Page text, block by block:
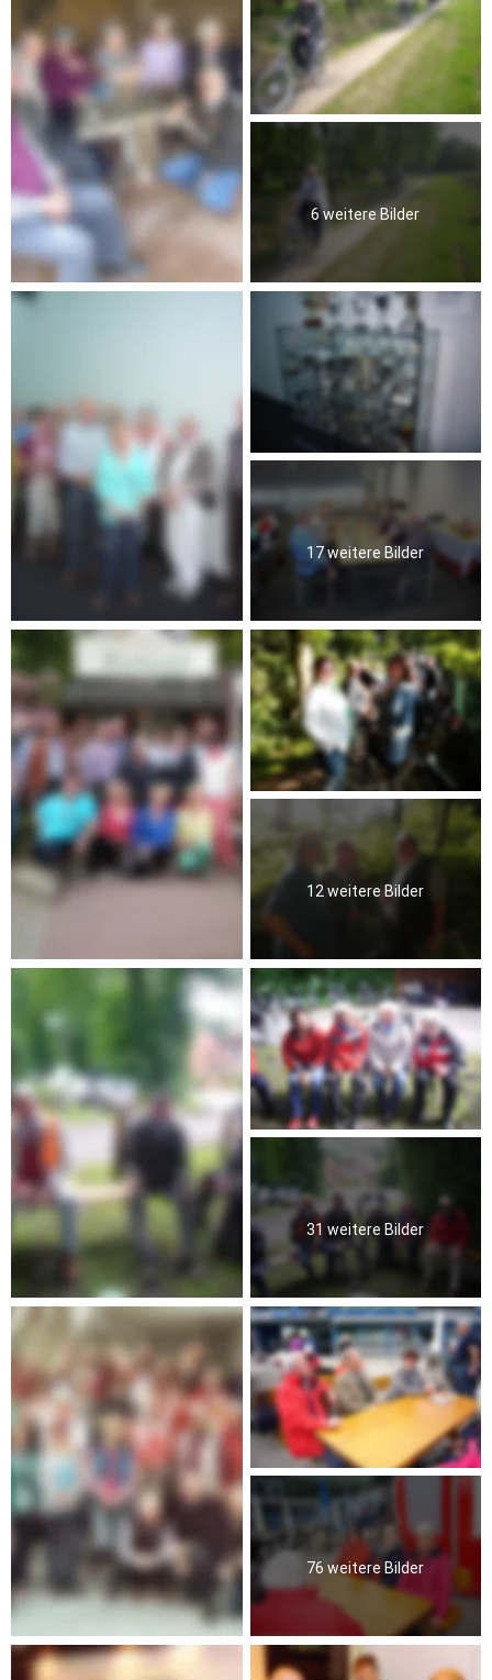
6 weitere Bilder
17 weitere Bilder
12 weitere Bilder
31 weitere Bilder
76 weitere Bilder